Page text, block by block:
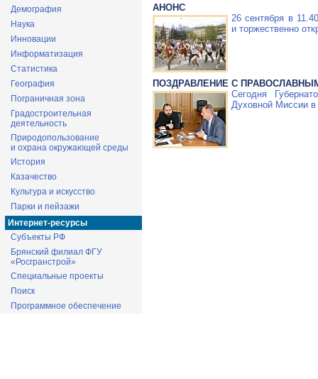
Демография
Наука
Инновации
Информатизация
Статистика
География
Пограничная зона
Градостроительная
деятельность
Природопользование
и охрана окружающей среды
История
Казачество
Культура и искусство
Парки и пейзажи
Интернет-ресурсы
Субъекты РФ
Брянский филиал ФГУ
«Росгранстрой»
Специальные проекты
Поиск
Программное обеспечение
АНОНС
26 сентября в
и торжественно
ПОЗДРАВЛЕНИЕ С
Сегодня
Духовной Миссии